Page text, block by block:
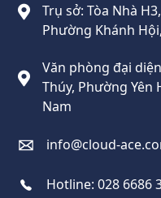
Trụ sở: Tòa Nhà
Phường Khánh
Văn phòng đại
Thúy, Phường Yên
Nam
info@cloud-
Hotline:028 6686